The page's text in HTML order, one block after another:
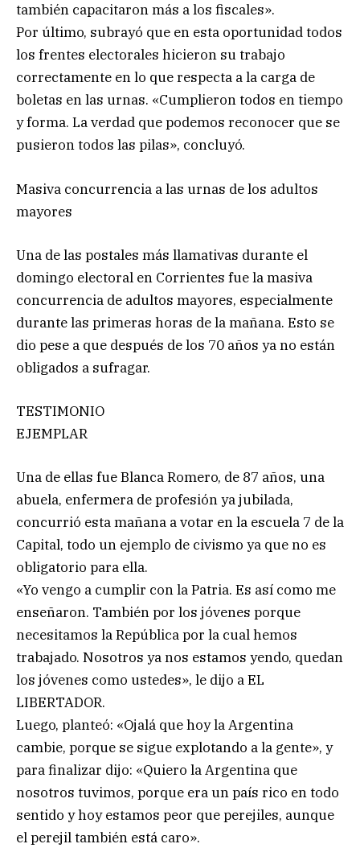
también capacitaron más a los fiscales».
Por último, subrayó que en esta oportunidad todos
los frentes electorales hicieron su trabajo
correctamente en lo que respecta a la carga de
boletas en las urnas. «Cumplieron todos en tiempo
y forma. La verdad que podemos reconocer que se
pusieron todos las pilas», concluyó.
Masiva concurrencia a las urnas de los adultos
mayores
Una de las postales más llamativas durante el
domingo electoral en Corrientes fue la masiva
concurrencia de adultos mayores, especialmente
durante las primeras horas de la mañana. Esto se
dio pese a que después de los 70 años ya no están
obligados a sufragar.
TESTIMONIO
EJEMPLAR
Una de ellas fue Blanca Romero, de 87 años, una
abuela, enfermera de profesión ya jubilada,
concurrió esta mañana a votar en la escuela 7 de la
Capital, todo un ejemplo de civismo ya que no es
obligatorio para ella.
«Yo vengo a cumplir con la Patria. Es así como me
enseñaron. También por los jóvenes porque
necesitamos la República por la cual hemos
trabajado. Nosotros ya nos estamos yendo, quedan
los jóvenes como ustedes», le dijo a EL
LIBERTADOR.
Luego, planteó: «Ojalá que hoy la Argentina
cambie, porque se sigue explotando a la gente», y
para finalizar dijo: «Quiero la Argentina que
nosotros tuvimos, porque era un país rico en todo
sentido y hoy estamos peor que perejiles, aunque
el perejil también está caro».